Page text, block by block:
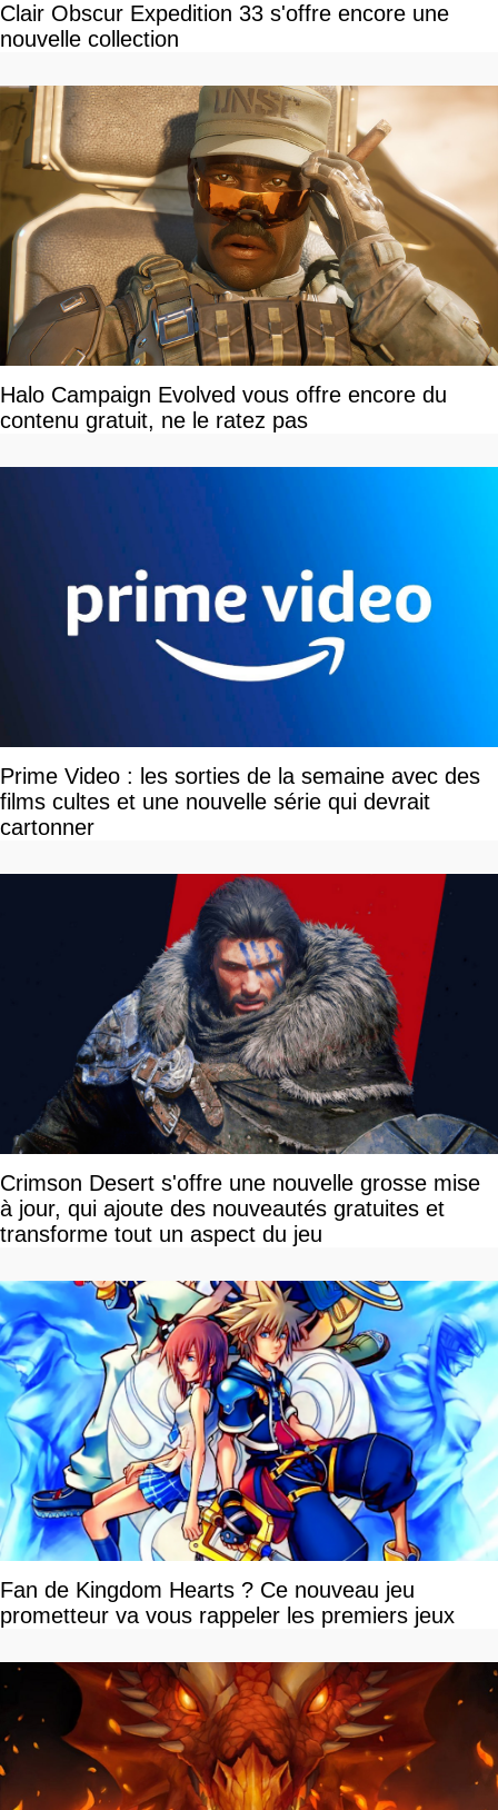
Clair Obscur Expedition 33 s'offre encore une
nouvelle collection
Halo Campaign Evolved vous offre encore du
contenu gratuit, ne le ratez pas
Prime Video : les sorties de la semaine avec des
films cultes et une nouvelle série qui devrait
cartonner
Crimson Desert s'offre une nouvelle grosse mise
à jour, qui ajoute des nouveautés gratuites et
transforme tout un aspect du jeu
Fan de Kingdom Hearts ? Ce nouveau jeu
prometteur va vous rappeler les premiers jeux